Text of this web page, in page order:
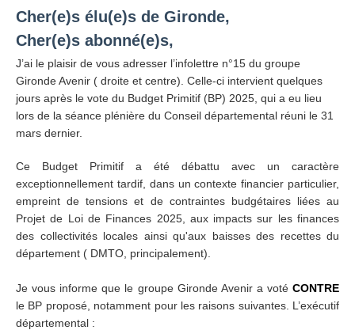
Cher(e)s élu(e)s de Gironde,
Cher(e)s abonné(e)s,
J’ai le plaisir de vous adresser l’infolettre n°15 du groupe
Gironde Avenir ( droite et centre). Celle-ci intervient quelques
jours après le vote du Budget Primitif (BP) 2025, qui a eu lieu
lors de la séance plénière du Conseil départemental réuni le 31
mars dernier.
Ce Budget Primitif a été débattu avec un caractère
exceptionnellement tardif, dans un contexte financier particulier,
empreint de tensions et de contraintes budgétaires liées au
Projet de Loi de Finances 2025, aux impacts sur les finances
des collectivités locales ainsi qu'aux baisses des recettes du
département ( DMTO, principalement).
Je vous informe que le groupe Gironde Avenir a voté CONTRE
le BP proposé, notamment pour les raisons suivantes. L’exécutif
départemental :